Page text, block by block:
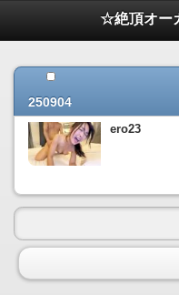
☆絶頂オー
250904
ero23